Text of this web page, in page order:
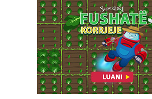
Shkatërrimi i Gjarprit
Bjerini gjarprit sapo